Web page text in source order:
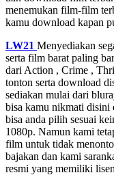
menemukan film-film
kamu download kapan
LW21 Menyediakan
serta film barat paling
dari Action , Crime ,
tonton serta download
sediakan mulai dari
bisa kamu nikmati disini
bisa anda pilih sesuai
1080p. Namun kami
film untuk tidak
bajakan dan kami
resmi yang memiliki